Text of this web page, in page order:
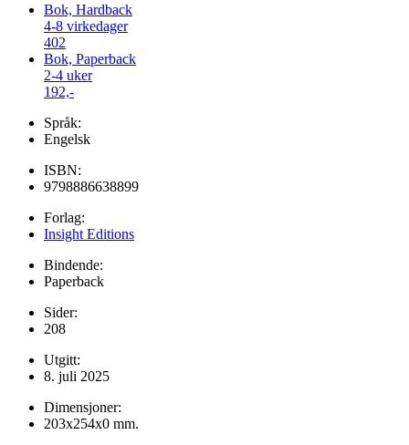
Bok, Hardback
4-8 virkedager
402
Bok, Paperback
2-4 uker
192,-
Språk:
Engelsk
ISBN:
9798886638899
Forlag:
Insight Editions
Bindende:
Paperback
Sider:
208
Utgitt:
8. juli 2025
Dimensjoner:
203x254x0 mm.